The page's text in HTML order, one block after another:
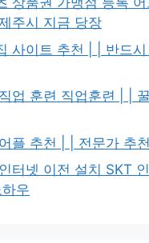
주시 지금 당장
사이트 추천 | | 반드
업 훈련 직업훈련 | | 꿀
플 추천 | | 전문가 추천
터넷 이전 설치 SKT
우